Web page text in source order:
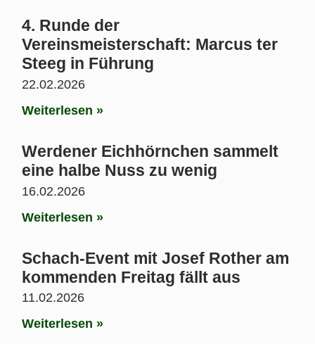
4. Runde der
Vereinsmeisterschaft: Marcus ter
Steeg in Führung
22.02.2026
Weiterlesen »
Werdener Eichhörnchen sammelt
eine halbe Nuss zu wenig
16.02.2026
Weiterlesen »
Schach-Event mit Josef Rother am
kommenden Freitag fällt aus
11.02.2026
Weiterlesen »